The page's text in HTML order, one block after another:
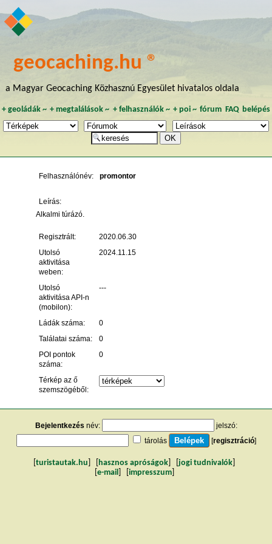
geocaching.hu ®
a Magyar Geocaching Közhasznú Egyesület hivatalos oldala
+ geoládák~ +megtalálások ~ + felhasználók~ + poi~ fórum FAQ belépés
Felhasználónév: promontor
Leírás:
Alkalmi túrázó.
Regisztrált:
2020.06.30
Utolsó
aktivitása
weben:
2024.11.15
Utolsó
aktivitása API-n
(mobilon):
---
Ládák száma:
0
Találatai száma:
0
POI pontok
száma:
0
Térkép az ő
szemszögéből:
Bejelentkezés név:
jelszó:
tárolás
[regisztráció]
turistautak.hu hasznos apróságok jogi tudnivalók
e-mail impresszum]